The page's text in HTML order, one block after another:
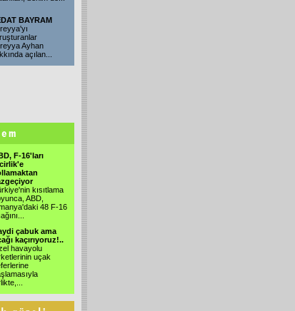
BAYRAM
Ayhan
açılan
F-16'ları
kısıtlama
ABD,
48 F-16
çabuk ama
kaçırıyoruz!..
havayolu
uçak